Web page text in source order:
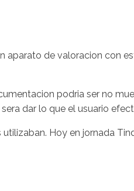
aparato de valoracion con
podri­a ser no
dar lo que el usuario
Hoy en jornada